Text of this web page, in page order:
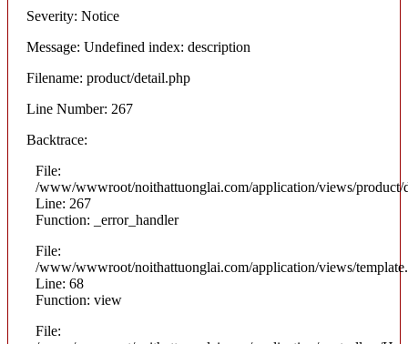
Severity: Notice
Message: Undefined index: description
Filename: product/detail.php
Line Number: 267
Backtrace:
File:
/www/wwwroot/noithattuonglai.com/application/views/product/
Line: 267
Function: _error_handler
File:
/www/wwwroot/noithattuonglai.com/application/views/
Line: 68
Function: view
File: